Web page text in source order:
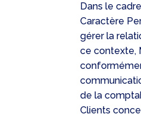
Dans le
Caractère
gérer la
ce contexte,
de la
Clients